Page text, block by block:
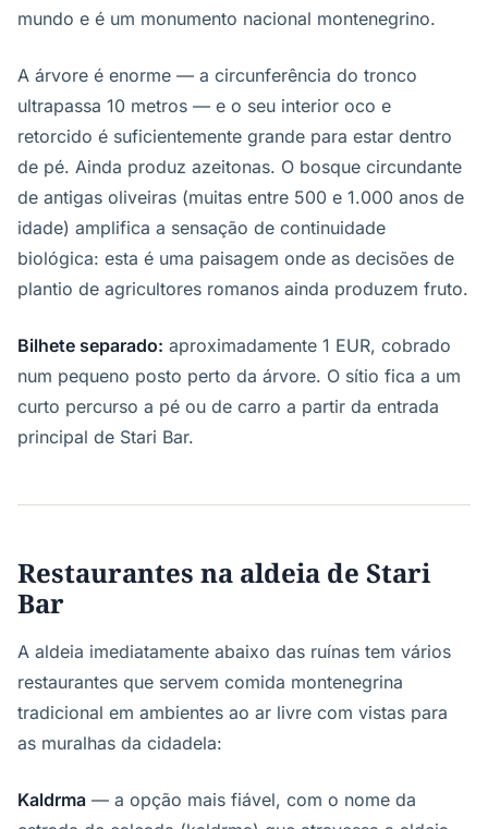
mundo e é um monumento nacional montenegrino.
A árvore é enorme — a circunferência do tronco
ultrapassa 10 metros — e o seu interior oco e
retorcido é suficientemente grande para estar dentro
de pé. Ainda produz azeitonas. O bosque circundante
de antigas oliveiras (muitas entre 500 e 1.000 anos de
idade) amplifica a sensação de continuidade
biológica: esta é uma paisagem onde as decisões de
plantio de agricultores romanos ainda produzem fruto.
Bilhete separado: aproximadamente 1 EUR, cobrado
num pequeno posto perto da árvore. O sítio fica a um
curto percurso a pé ou de carro a partir da entrada
principal de Stari Bar.
Restaurantes na aldeia de Stari
Bar
A aldeia imediatamente abaixo das ruínas tem vários
restaurantes que servem comida montenegrina
tradicional em ambientes ao ar livre com vistas para
as muralhas da cidadela:
Kaldrma — a opção mais fiável, com o nome da